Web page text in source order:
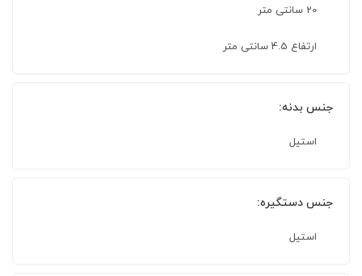
20 سانتی متر
ارتفاع 4.5 سانتی متر
جنس بدنه:
استیل
جنس دستگیره:
استیل